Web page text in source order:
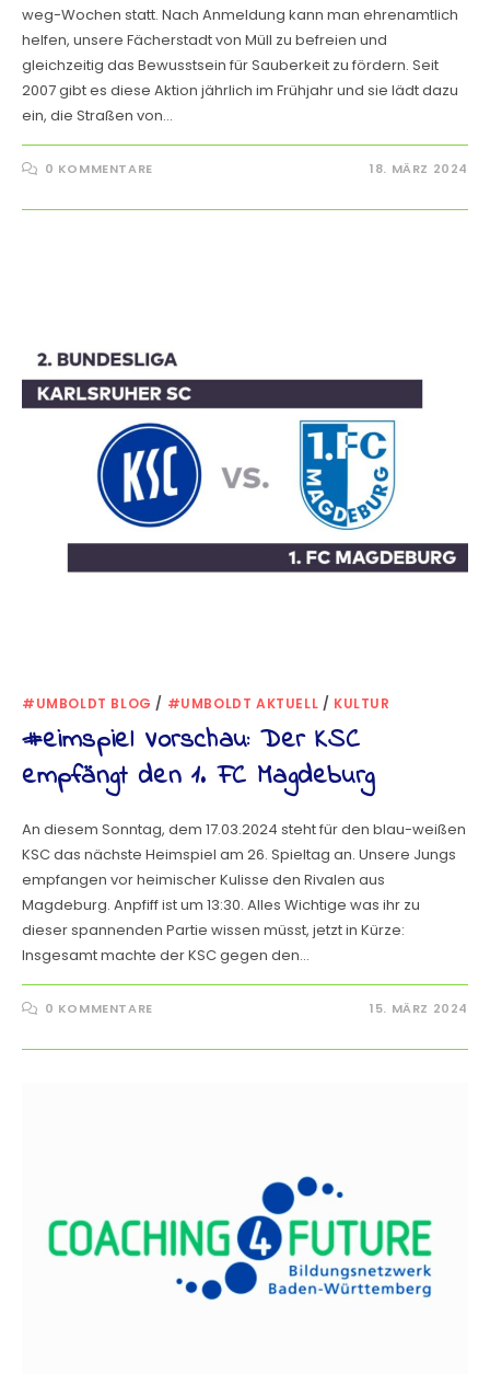
weg-Wochen statt. Nach Anmeldung kann man ehrenamtlich
helfen, unsere Fächerstadt von Müll zu befreien und
gleichzeitig das Bewusstsein für Sauberkeit zu fördern. Seit
2007 gibt es diese Aktion jährlich im Frühjahr und sie lädt dazu
ein, die Straßen von…
0 KOMMENTARE 18. MÄRZ 2024
#UMBOLDT BLOG / #UMBOLDT AKTUELL / KULTUR
#eimspiel Vorschau: Der KSC
empfängt den 1. FC Magdeburg
An diesem Sonntag, dem 17.03.2024 steht für den blau-weißen
KSC das nächste Heimspiel am 26. Spieltag an. Unsere Jungs
empfangen vor heimischer Kulisse den Rivalen aus
Magdeburg. Anpfiff ist um 13:30. Alles Wichtige was ihr zu
dieser spannenden Partie wissen müsst, jetzt in Kürze:
Insgesamt machte der KSC gegen den…
0 KOMMENTARE 15. MÄRZ 2024